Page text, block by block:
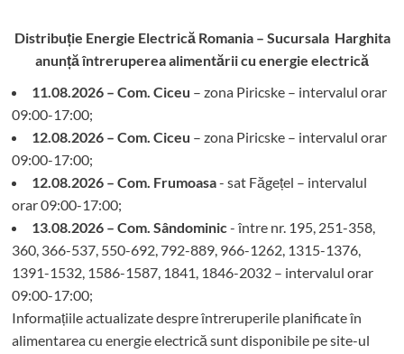
Distribuție Energie Electrică Romania – Sucursala Harghita
anunță întreruperea alimentării cu energie electrică
11.08.2026 – Com. Ciceu – zona Piricske – intervalul orar
09:00-17:00;
12.08.2026 – Com. Ciceu – zona Piricske – intervalul orar
09:00-17:00;
12.08.2026 – Com. Frumoasa- sat Făgețel – intervalul
orar 09:00-17:00;
13.08.2026 – Com. Sândominic - între nr. 195, 251-358,
360, 366-537, 550-692, 792-889, 966-1262, 1315-1376,
1391-1532, 1586-1587, 1841, 1846-2032 – intervalul orar
09:00-17:00;
Informațiile actualizate despre întreruperile planificate în
alimentarea cu energie electrică sunt disponibile pe site-ul